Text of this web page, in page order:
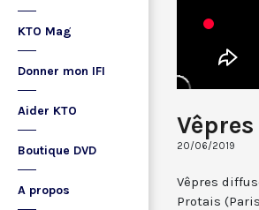
KTO Mag
Donner mon IFI
Aider KTO
Boutique DVD
A propos
20/06/2019
Vêpres
Protais